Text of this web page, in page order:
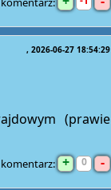
2026-06-27 18:54:29
(prawie
komentarz: + 0 -